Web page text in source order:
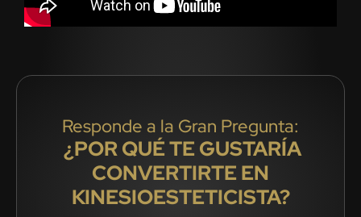
Responde a la Gran Pregunta:
¿POR QUÉ TE GUSTARÍA
CONVERTIRTE EN
KINESIOESTETICISTA?